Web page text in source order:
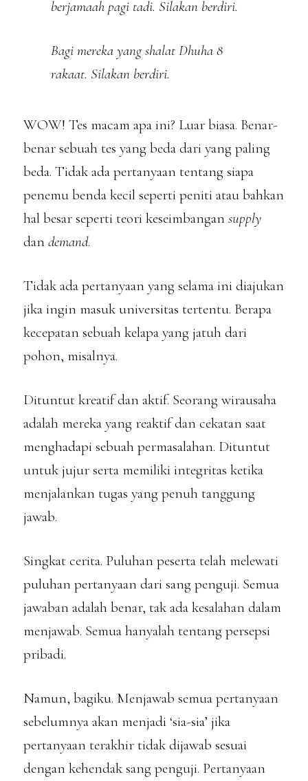
berjamaah pagi tadi. Silakan berdiri.
Bagi mereka yang shalat Dhuha 8
rakaat. Silakan berdiri.
WOW! Tes macam apa ini? Luar biasa. Benar-
benar sebuah tes yang beda dari yang paling
beda. Tidak ada pertanyaan tentang siapa
penemu benda kecil seperti peniti atau bahkan
hal besar seperti teori keseimbangan supply
dan demand.
Tidak ada pertanyaan yang selama ini diajukan
jika ingin masuk universitas tertentu. Berapa
kecepatan sebuah kelapa yang jatuh dari
pohon, misalnya.
Dituntut kreatif dan aktif. Seorang wirausaha
adalah mereka yang reaktif dan cekatan saat
menghadapi sebuah permasalahan. Dituntut
untuk jujur serta memiliki integritas ketika
menjalankan tugas yang penuh tanggung
jawab.
Singkat cerita. Puluhan peserta telah melewati
puluhan pertanyaan dari sang penguji. Semua
jawaban adalah benar, tak ada kesalahan dalam
menjawab. Semua hanyalah tentang persepsi
pribadi.
Namun, bagiku. Menjawab semua pertanyaan
sebelumnya akan menjadi ‘sia-sia’ jika
pertanyaan terakhir tidak dijawab sesuai
dengan kehendak sang penguji. Pertanyaan